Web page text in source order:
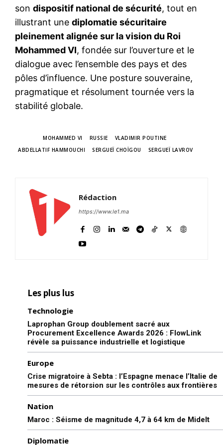
l'information
S'ABONNER MAINTENANT
Insight Publications
À propos
Nous contacter
son dispositif national de sécurité, tout en
illustrant une diplomatie sécuritaire
pleinement alignée sur la vision du Roi
Mohammed VI, fondée sur l’ouverture et le
dialogue avec l’ensemble des pays et des
pôles d’influence. Une posture souveraine,
pragmatique et résolument tournée vers la
stabilité globale.
MOHAMMED VI RUSSIE
VLADIMIR POUTINE
ABDELLATIF HAMMOUCHI
SERGUEÏ CHOÏGOU SERGUEÏ LAVROV
Rédaction
https://www.le1.ma
Les plus lus
Technologie
Laprophan Group doublement sacré aux
Procurement Excellence Awards 2026 : FlowLink
révèle sa puissance industrielle et logistique
Europe
Crise migratoire à Sebta : l’Espagne menace l’Italie de
mesures de rétorsion sur les contrôles aux frontières
Nation
Maroc : Séisme de magnitude 4,7 à 64 km de Midelt
Diplomatie